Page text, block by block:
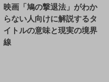
映画「鳩の撃退法」がわか
らない人向けに解説するタ
イトルの意味と現実の境界
線